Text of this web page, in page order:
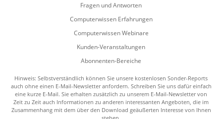
Fragen und Antworten
Computerwissen Erfahrungen
Computerwissen Webinare
Kunden-Veranstaltungen
Abonnenten-Bereiche
Hinweis: Selbstverständlich können Sie unsere kostenlosen Sonder-Reports
auch ohne einen E-Mail-Newsletter anfordern. Schreiben Sie uns dafür einfach
eine kurze E-Mail. Sie erhalten zusätzlich zu unserem E-Mail-Newsletter von
Zeit zu Zeit auch Informationen zu anderen interessanten Angeboten, die im
Zusammenhang mit dem über den Download geäußerten Interesse von Ihnen